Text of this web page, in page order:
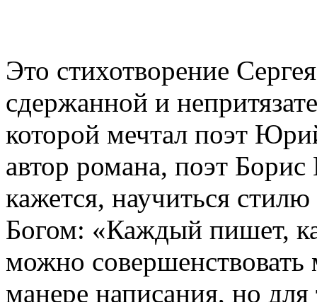
Это стихотворение
сдержанной и
которой мечтал поэт
автор романа, поэт
кажется, научиться
Богом: «Каждый пишет,
можно совершенствовать
манере написания, но